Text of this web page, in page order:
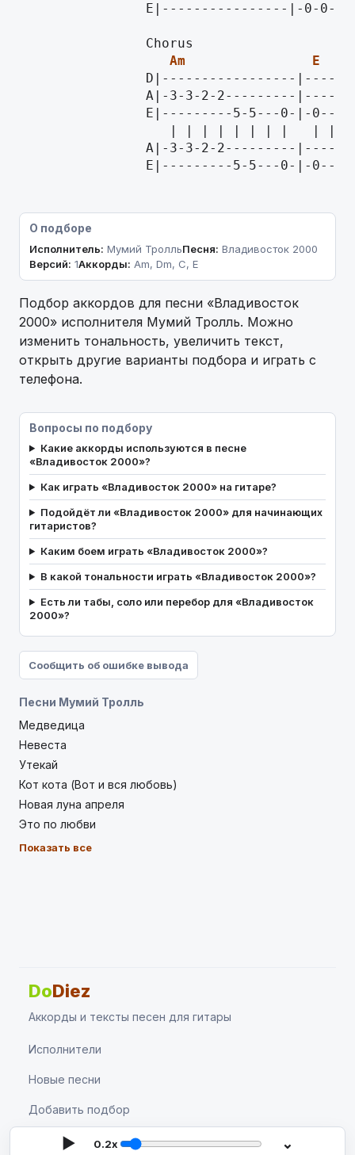
Песни Мумий Тролль
Медведица
Невеста
Утекай
Кот кота (Вот и вся любовь)
Новая луна апреля
Это по любви
Показать все
▶ 0.2x ⌄
E|----------------|-0-0-
                Chorus
Am
E
D|-----------------
A|-3-3-2-2---------
E|---------5-5---0-|-
| | | | | | | |   | |
A|-3-3-2-2---------
E|---------5-5---0-|-
Сообщить об ошибке вывода
О подборе
Исполнитель: Мумий ТролльПесня: Владивосток 2000
Версий: 1Аккорды: Am, Dm, C, E
Подбор аккордов для песни «Владивосток
2000» исполнителя Мумий Тролль. Можно
изменить тональность, увеличить текст,
открыть другие варианты подбора и играть с
телефона.
Вопросы по подбору
Какие аккорды используются в песне
«Владивосток 2000»?
Как играть «Владивосток 2000» на гитаре?
Подойдёт ли «Владивосток 2000» для начинающих
гитаристов?
Каким боем играть «Владивосток 2000»?
В какой тональности играть «Владивосток 2000»?
Есть ли табы, соло или перебор для «Владивосток
2000»?
DoDiez
Аккорды и тексты песен для гитары
Исполнители
Новые песни
Добавить подбор